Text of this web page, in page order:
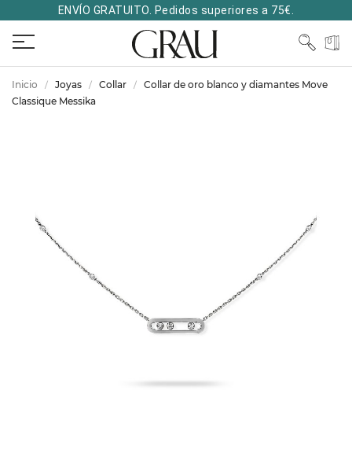
ENVÍO GRATUITO. Pedidos superiores a 75€.
Inicio Joyas Collar
Collar de oro blanco y diamantes Move
Classique Messika